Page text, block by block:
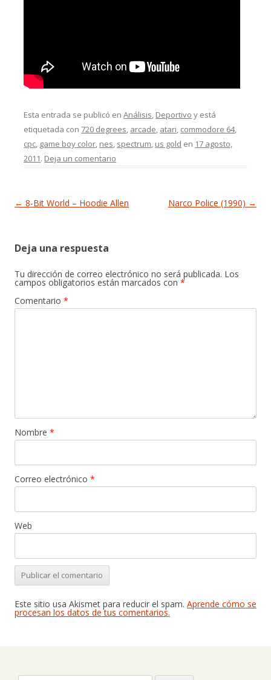
Esta entrada se publicó enAnálisis, Deportivo y está
etiquetada con 720 degrees, arcade, atari, commodore 64,
cpc, game boy color, nes, spectrum, us gold en 17 agosto,
2011. Deja un comentario
Navegación de entradas
← 8-Bit World – Hoodie Allen Narco Police (1990) →
Deja una respuesta
Tu dirección de correo electrónico no será publicada. Los
campos obligatorios están marcados con *
Comentario *
Nombre *
Correo electrónico *
Web
Este sitio usa Akismet para reducir el spam. Aprende cómo se
procesan los datos de tus comentarios.